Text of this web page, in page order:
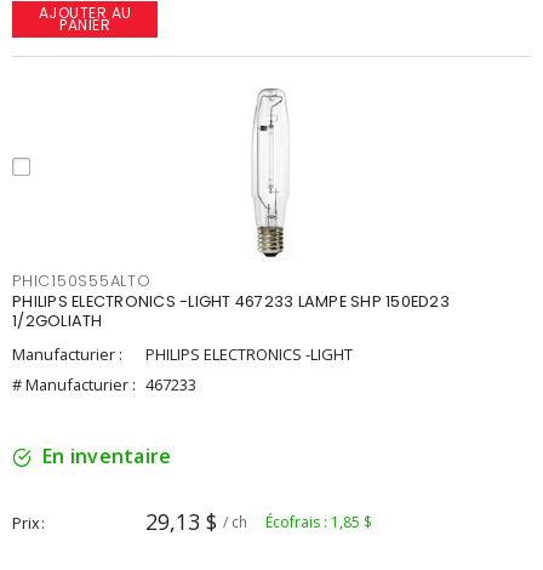
AJOUTER AU
PANIER
PHIC150S55ALTO
PHILIPS ELECTRONICS -LIGHT 467233 LAMPE SHP 150ED23
1/2GOLIATH
Manufacturier :
PHILIPS ELECTRONICS -LIGHT
# Manufacturier : 467233
En inventaire
Prix 29,13 $ / ch Écofrais : 1,85 $